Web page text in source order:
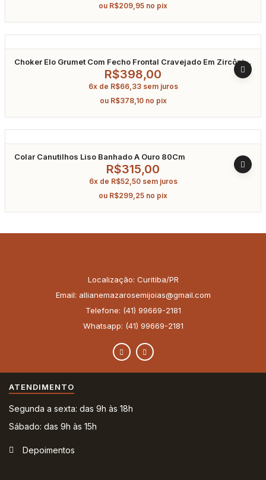
ou R$209,95 no pix
Choker Elo Grumet Com Fecho Frontal Cravejado Em Zircônia
R$398,00
6x de R$66,33 sem juros
ou R$378,10 no pix
Colar Canutilhos Liso Banhado A Ouro 80Cm
R$315,00
6x de R$52,50 sem juros
ou R$299,25 no pix
Localização: Curitiba/PR
Email: allianemazarosemijoias@gmail.com
Telefone: (41) 99669-2181
Whatsapp: (41) 99669-2181
ATENDIMENTO
Segunda a sexta: das 9h às 18h
Sábado: das 9h às 15h
Depoimentos